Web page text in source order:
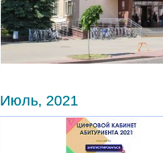
Июль, 2021